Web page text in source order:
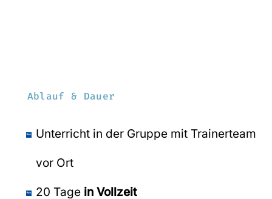
Ablauf & Dauer
Unterricht in der Gruppe mit Trainerteam
vor Ort
20 Tage in Vollzeit